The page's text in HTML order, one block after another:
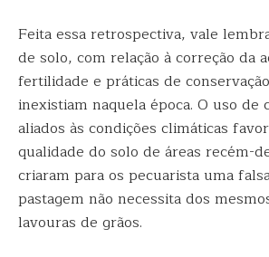
Feita essa retrospectiva, vale
de solo, com relação à correção da
fertilidade e práticas de
inexistiam naquela época. O uso de
aliados às condições climáticas
qualidade do solo de áreas recém-
criaram para os pecuarista uma
pastagem não necessita dos
lavouras de grãos.